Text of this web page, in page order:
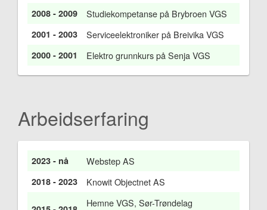
2008 - 2009 Studiekompetanse på Brybroen VGS
2001 - 2003 Serviceelektroniker på Breivika VGS
2000 - 2001 Elektro grunnkurs på Senja VGS
Arbeidserfaring
2023 - nå Webstep AS
2018 - 2023 Knowit Objectnet AS
Hemne VGS, Sør-Trøndelag